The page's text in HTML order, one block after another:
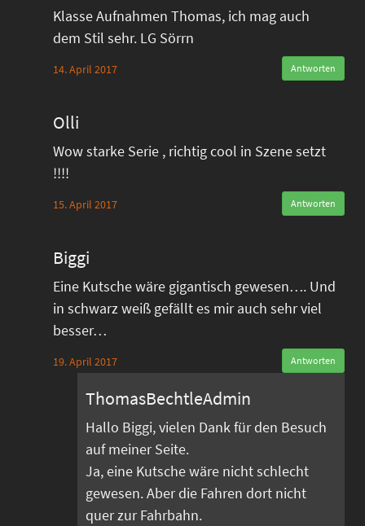
Klasse Aufnahmen Thomas, ich mag auch
dem Stil sehr. LG Sörrn
14. April 2017 Antworten
Olli
Wow starke Serie , richtig cool in Szene setzt
!!!!
15. April 2017 Antworten
Biggi
Eine Kutsche wäre gigantisch gewesen…. Und
in schwarz weiß gefällt es mir auch sehr viel
besser…
19. April 2017 Antworten
ThomasBechtleAdmin
Hallo Biggi, vielen Dank für den Besuch
auf meiner Seite.
Ja, eine Kutsche wäre nicht schlecht
gewesen. Aber die Fahren dort nicht
quer zur Fahrbahn.